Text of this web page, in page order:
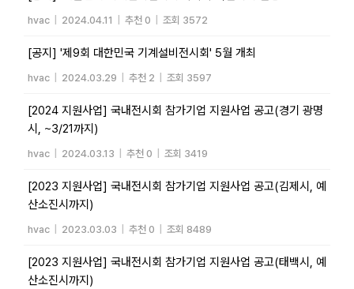
hvac 2024.04.11 추천 0 조회 3572
[공지] '제9회 대한민국 기계설비전시회' 5월 개최
hvac 2024.03.29 추천 2 조회 3597
[2024 지원사업] 국내전시회 참가기업 지원사업 공고(경기 광명
시, ~3/21까지)
hvac 2024.03.13 추천 0 조회 3419
[2023 지원사업] 국내전시회 참가기업 지원사업 공고(김제시, 예
산소진시까지)
hvac 2023.03.03 추천 0 조회 8489
[2023 지원사업] 국내전시회 참가기업 지원사업 공고(태백시, 예
산소진시까지)